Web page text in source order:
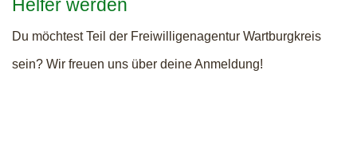
Helfer werden
Du möchtest Teil der Freiwilligenagentur Wartburgkreis
sein? Wir freuen uns über deine Anmeldung!